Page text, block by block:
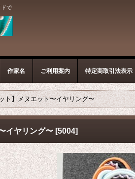
ドで
作家名 ご利用案内 特定商取引法表示
ト】メヌエット〜イヤリング〜
イヤリング〜 [5004]